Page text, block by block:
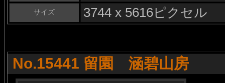
サイズ 3744 x 5616ピクセル
No.15441 留園 涵碧山房